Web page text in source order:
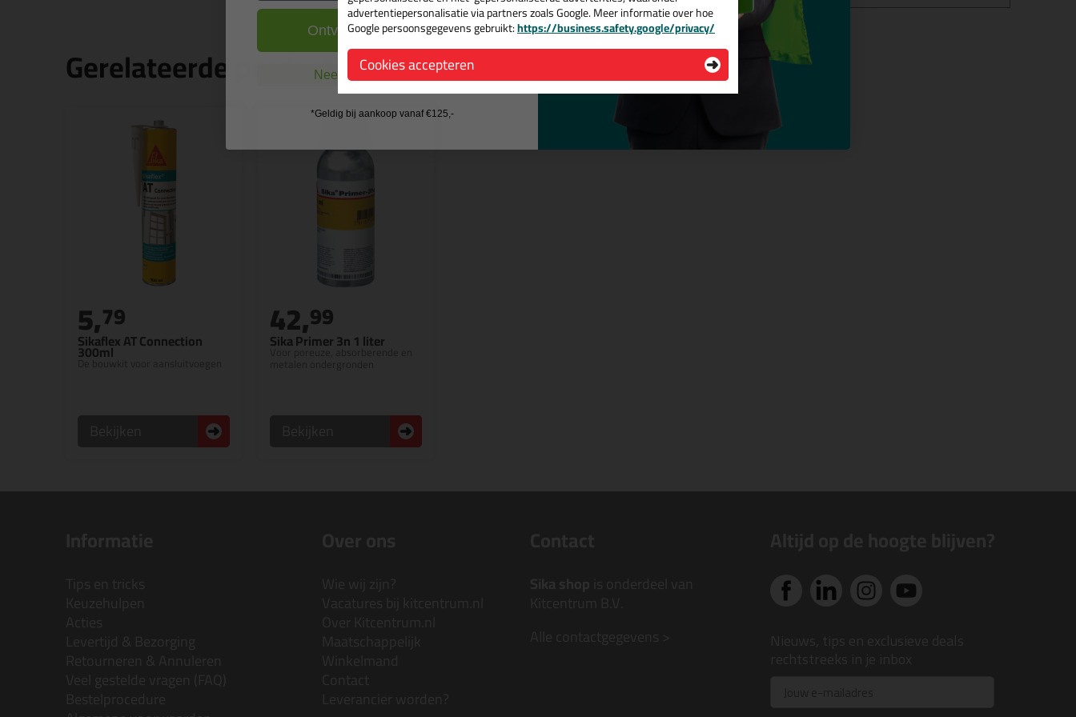
Gerelateerde producten
Sikaflex AT Connection
300ml
De bouwkit voor aansluitvoegen
5,79
Sika Primer 3n 1 liter
Voor poreuze, absorberende en
42,99
advertentiepersonalisatie via partners zoals Google. Meer informatie over hoe
Google persoonsgegevens gebruikt:https://business.safety.google/privacy/
Cookies accepteren
Ontvang de actiecode ›
Nee, ik wil geen cadeau
*Geldig bij aankoop vanaf €125,-